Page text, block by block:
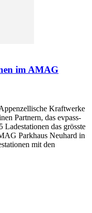
im AMAG
Kraftwerke
Partnern, das evpass-
Ladestationen das grösste
Parkhaus Neuhard in
mit den